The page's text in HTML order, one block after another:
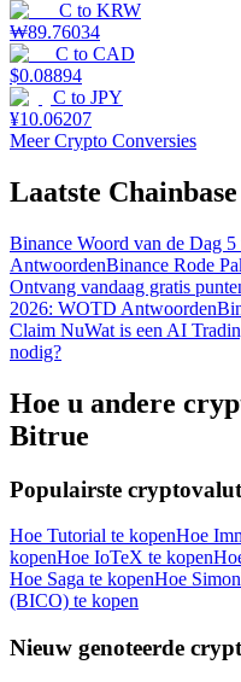
C to KRW
₩89.76034
C to CAD
$0.08894
C to JPY
¥10.06207
Meer Crypto Conversies
Laatste
Binance Woord van de Dag 5
AntwoordenBinance Rode
Ontvang vandaag gratis
2026: WOTD Antwoorden
Claim NuWat is een AI
nodig?
Hoe u andere
Bitrue
Populairste
Hoe Tutorial te kopenHoe
kopenHoe IoTeX te kopen
Hoe Saga te kopenHoe
(BICO) te kopen
Nieuw genoteerde